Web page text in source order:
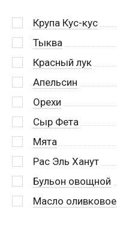
Крупа Кус-кус
Тыква
Красный лук
Апельсин
Орехи
Сыр Фета
Мята
Рас Эль Ханут
Бульон овощной
Масло оливковое